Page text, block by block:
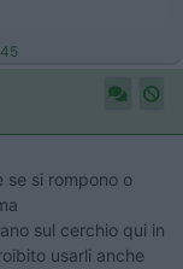
se si rompono o
sul cerchio qui in
usarli anche